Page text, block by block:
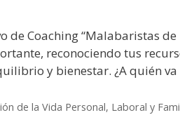
de Coaching “Malabaristas
reconociendo tus
y bienestar. ¿A quién
de la Vida Personal, Laboral y